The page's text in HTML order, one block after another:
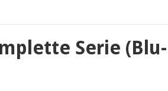
Serie (Blu-